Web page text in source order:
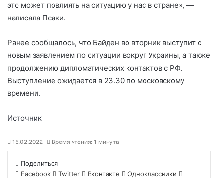
это может повлиять на ситуацию у нас в стране», —
написала Псаки.
Ранее сообщалось, что Байден во вторник выступит с
новым заявлением по ситуации вокруг Украины, а также
продолжению дипломатических контактов с РФ.
Выступление ожидается в 23.30 по московскому
времени.
Источник
15.02.2022 Время чтения: 1 минута
Поделиться
Facebook
Twitter Вконтакте
Одноклассники